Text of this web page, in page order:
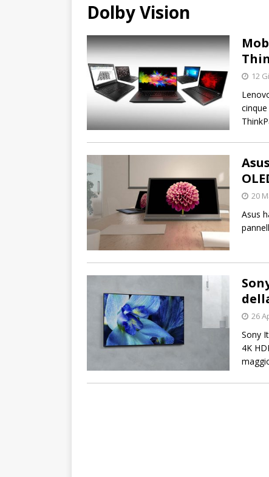
Dolby Vision
12
20
Asus
26
Sony
4K